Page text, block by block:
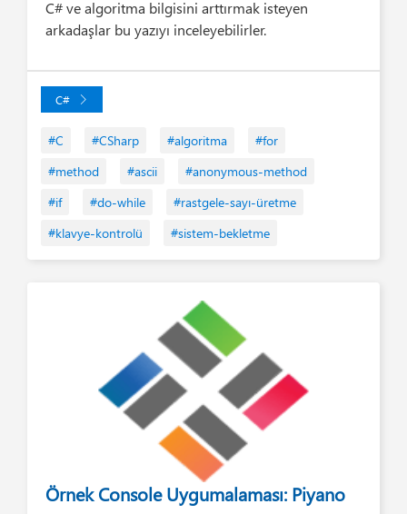
C# ve algoritma bilgisini arttırmak isteyen
arkadaşlar bu yazıyı inceleyebilirler.
C#
#C #CSharp #algoritma
#for
#method
#ascii
#anonymous-method
#if
#do-while
#rastgele-sayı-üretme
#klavye-kontrolü
#sistem-bekletme
Örnek Console Uygumalaması: Piyano